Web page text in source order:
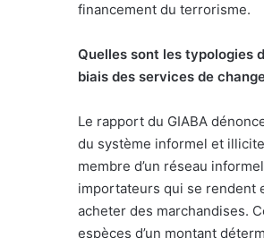
financement du terrorisme.
Quelles sont les typologies
biais des services de
Le rapport du GIABA
du système informel et
membre d’un réseau
importateurs qui se rendent
acheter des marchandises.
espèces d’un montant